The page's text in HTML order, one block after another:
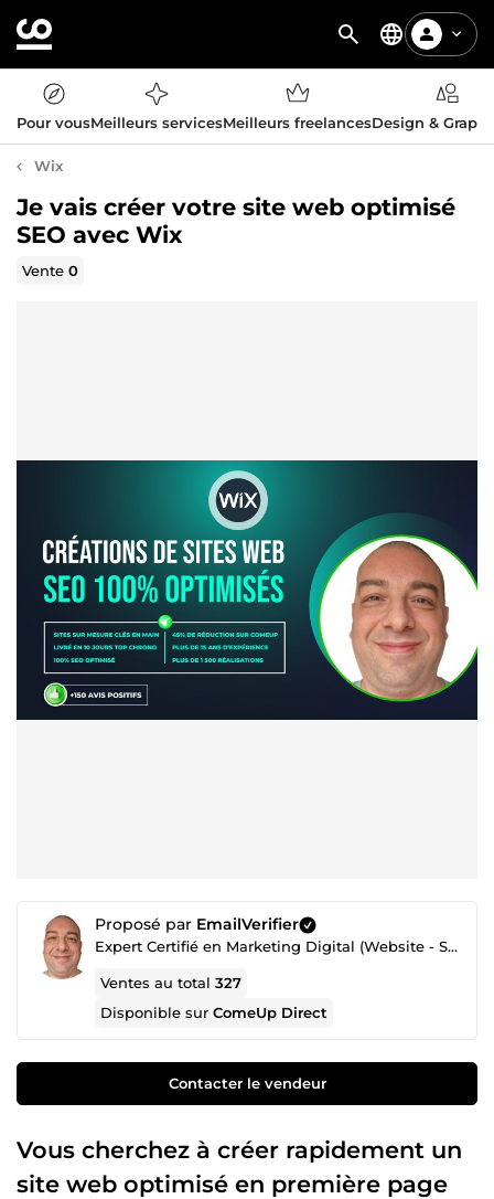
Pour vousMeilleurs servicesMeilleurs freelancesDesign &
Wix
Je vais créer votre site web optimisé
SEO avec Wix
Vente0
Proposé par EmailVerifier
Expert Certifié en Marketing Digital (Website - SEO - Netlinking - Création de Traffic - Emailing)
Ventes au total327
Disponible surComeUp Direct
Contacter le vendeur
Vous cherchez à créer rapidement un
site web optimisé en première page